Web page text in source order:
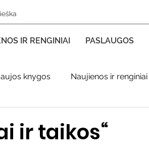
IR RENGINIAI PASLAUGOS
knygos Naujienos ir renginiai
ir taikos“